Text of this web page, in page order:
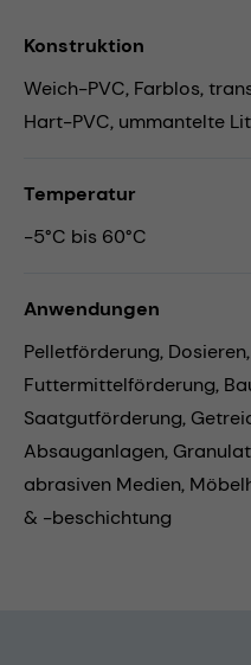
Konstruktion
Weich-PVC, Farblos,
Hart-PVC, ummantelte
Temperatur
-5°C bis 60°C
Anwendungen
Pelletförderung, Dosieren,
Futtermittelförderung,
Saatgutförderung,
Absauganlagen,
abrasiven Medien,
& -beschichtung